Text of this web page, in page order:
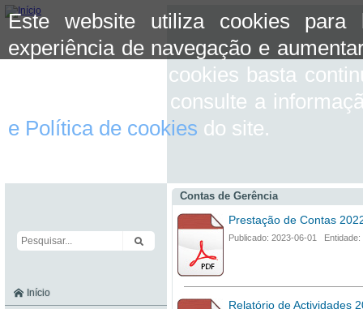
Este website utiliza cookies para
experiência de navegação e
aceitar o uso de cookies basta
mais informação consulte a
e Política de cookies do site.
Início
Contas de Gerência
Prestação de Contas
Publicado: 2023-06-01
Relatório de Actividades